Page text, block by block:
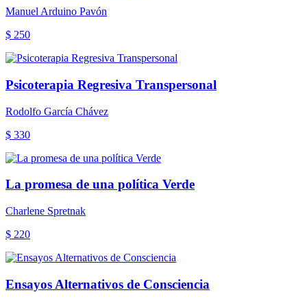
Manuel Arduino Pavón
$ 250
Psicoterapia Regresiva Transpersonal
Rodolfo García Chávez
$ 330
La promesa de una política Verde
Charlene Spretnak
$ 220
Ensayos Alternativos de Consciencia